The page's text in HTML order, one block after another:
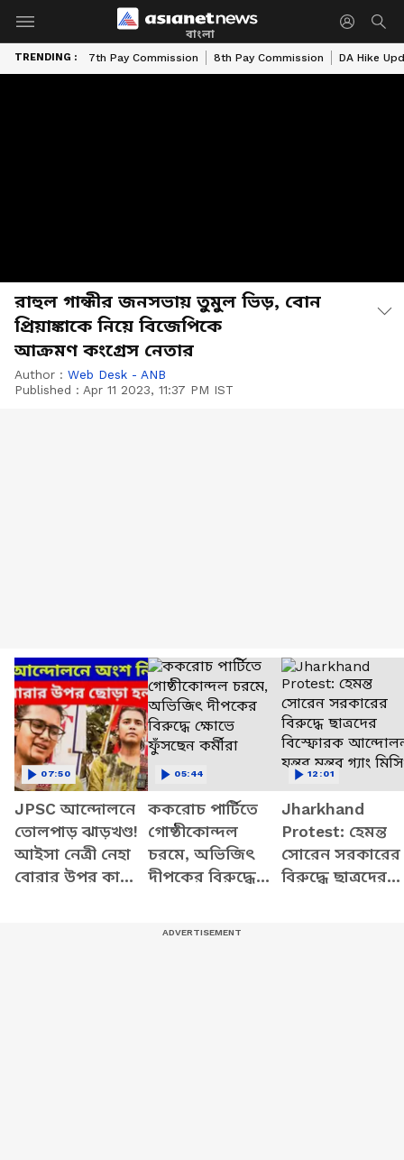
বাংলা
TRENDING : 7th Pay Commission 8th Pay Commission DA Hike
রাহুল গান্ধীর জনসভায় তুমুল ভিড়, বোন
প্রিয়াঙ্কাকে নিয়ে বিজেপিকে
আক্রমণ কংগ্রেস নেতার
Author : Web Desk - ANB
Published : Apr 11 2023, 11:37 PM IST
JPSC আন্দোলনে
তোলপাড় ঝাড়খণ্ড!
আইসা নেত্রী নেহা
বোরার উপর কালি
07:50
ককরোচ পার্টিতে
গোষ্ঠীকোন্দল
চরমে, অভিজিৎ
দীপকের বিরুদ্ধে
05:44
Jharkhand
Protest: হেমন্ত
সোরেন সরকারের
বিরুদ্ধে ছাত্রদের
12:01